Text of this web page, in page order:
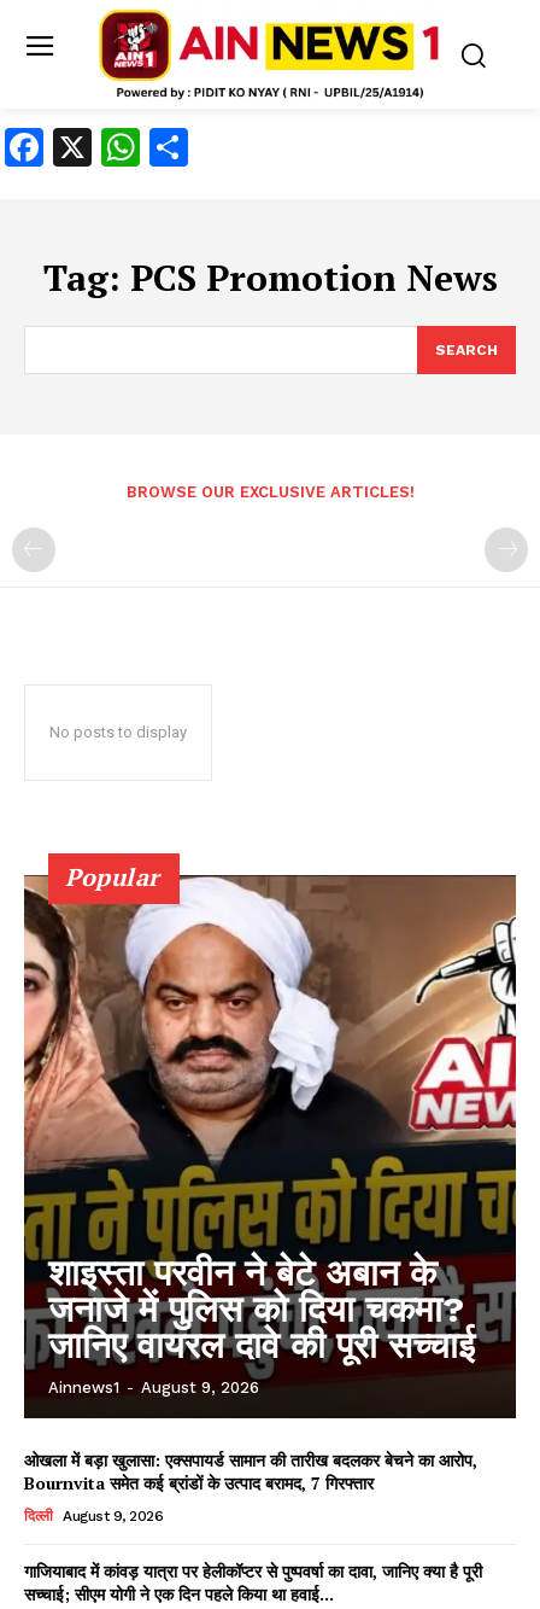
Facebook
X WhatsApp
Tag: PCS Promotion News
SEARCH
BROWSE OUR EXCLUSIVE ARTICLES!
No posts to display
Popular
शाइस्ता परवीन ने बेटे अबान के
जनाजे में पुलिस को दिया चकमा?
जानिए वायरल दावे की पूरी सच्चाई
Ainnews1 - August 9, 2026
ओखला में बड़ा खुलासा: एक्सपायर्ड सामान की तारीख बदलकर बेचने का आरोप,
Bournvita समेत कई ब्रांडों के उत्पाद बरामद, 7 गिरफ्तार
दिल्ली August 9, 2026
गाजियाबाद में कांवड़ यात्रा पर हेलीकॉप्टर से पुष्पवर्षा का दावा, जानिए क्या है पूरी
सच्चाई; सीएम योगी ने एक दिन पहले किया था हवाई...